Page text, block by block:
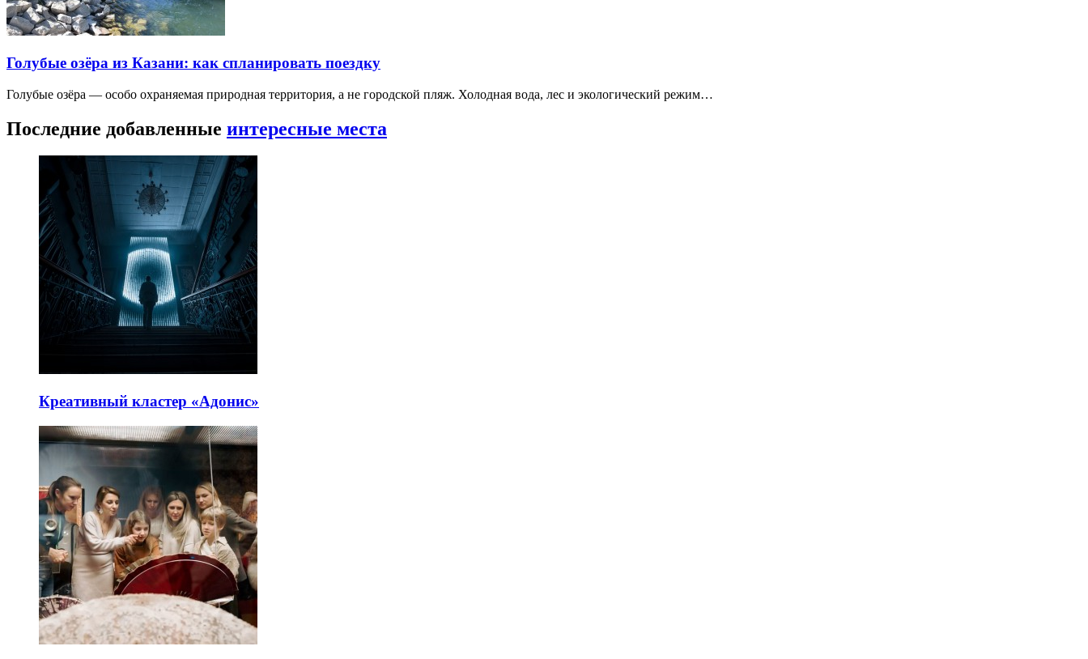
Голубые озёра из Казани: как спланировать поездку
Голубые озёра — особо охраняемая природная территория, а не городской пляж. Холодная вода, лес и экологический режим…
Последние добавленные интересные места
Креативный кластер «Адонис»